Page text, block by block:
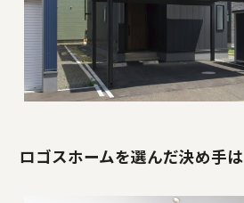
ロゴスホームを選んだ決め手は